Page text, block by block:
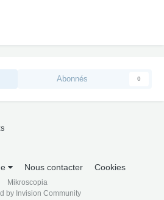
Abonnés 0
Nous contacter Cookies
Mikroscopia
by Invision Community